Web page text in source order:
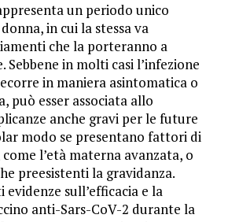
un periodo unico
in cui la stessa va
che la porteranno a
Sebbene in molti casi l’infezione
in maniera asintomatica o
può esser associata allo
anche gravi per le future
modo se presentano fattori di
l’età materna avanzata, o
preesistenti la gravidanza.
evidenze sull’efficacia e la
anti-Sars-CoV-2 durante la